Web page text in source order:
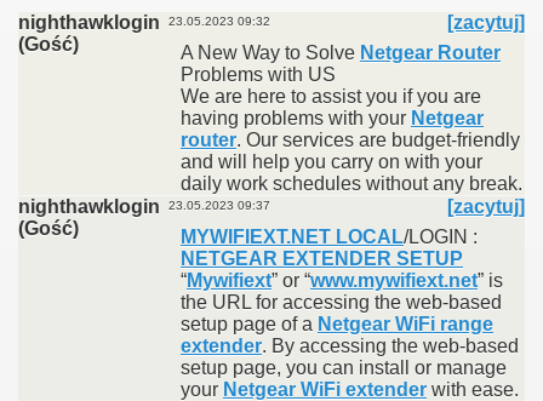
nighthawklogin
(Gość)
23.05.2023 09:32
[zacytuj]
A New Way to Solve Netgear Router
Problems with US
We are here to assist you if you are
having problems with your Netgear
router. Our services are budget-friendly
and will help you carry on with your
daily work schedules without any break.
nighthawklogin
(Gość)
23.05.2023 09:37
[zacytuj]
MYWIFIEXT.NET LOCAL/LOGIN :
NETGEAR EXTENDER SETUP
“Mywifiext” or “www.mywifiext.net” is
the URL for accessing the web-based
setup page of a Netgear WiFi range
extender. By accessing the web-based
setup page, you can install or manage
your Netgear WiFi extender with ease.